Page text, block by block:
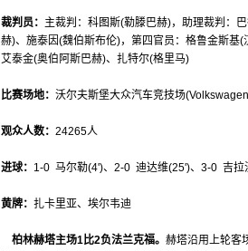
裁判员： 主裁判：科图斯(勒滕巴赫)，助理裁判：
赫)、施泰因(魏伯斯布伦)，第四官员：格鲁金斯基(
艾泰金(奥伯阿斯巴赫)、扎特尔(格里马)
比赛场地： 沃尔夫斯堡大众汽车竞技场
观众人数： 24265人
进球： 1-0 马尔勒(4')、2-0 迪达维(25')、3-0 吉拉
黄牌： 扎卡里亚、埃尔韦迪
柏林赫塔主场1比2负法兰克福。 赫塔沿用上轮客